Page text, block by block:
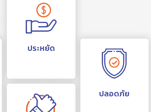
ประหยัด
ปลอดภัย